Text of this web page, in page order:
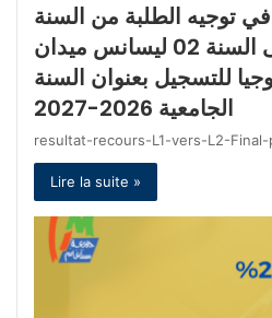
توجيه الطلبة من السنة
01 ليسانس إلى السنة 02 ليسانس ميدان
للتسجيل بعنوان السنة
الجامعية 2026-2027
resultat-recours-L1-vers-L2-
Lire la suite »